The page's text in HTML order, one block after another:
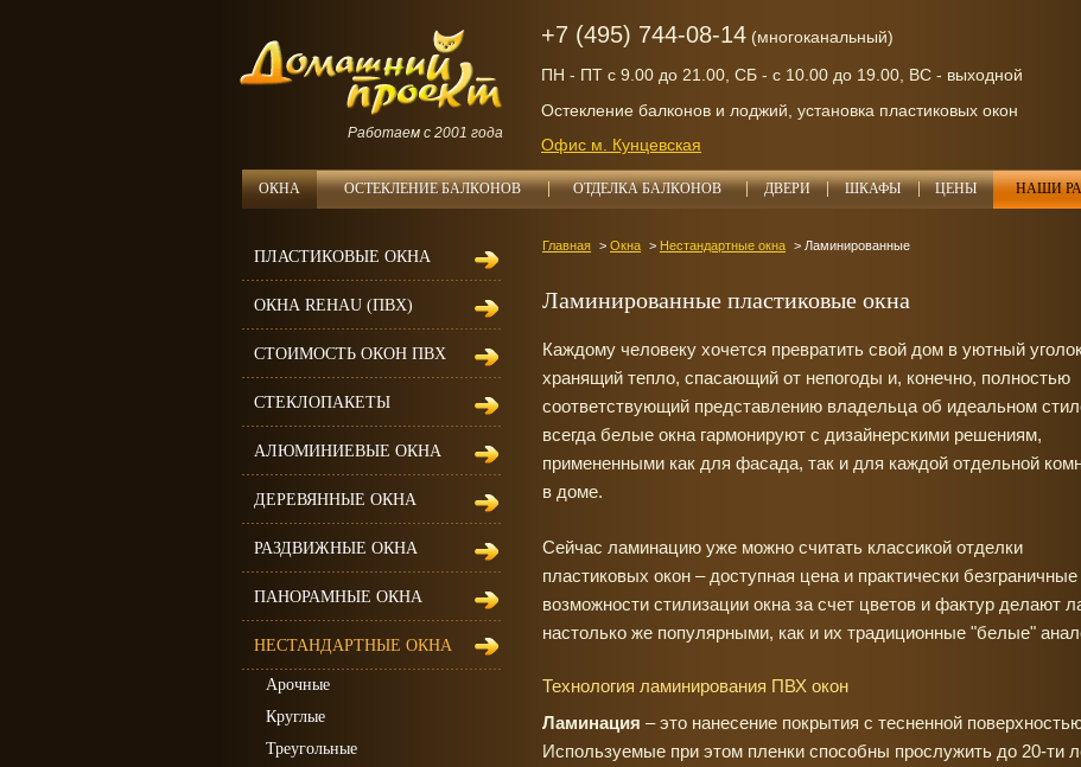
Работаем с 2001 года
+7 (495) 744-08-14 (многоканальный)
ПН - ПТ с 9.00 до 21.00, СБ - с 10.00 до 19.00, ВС - выходной
Остекление балконов и лоджий, установка пластиковых окон
Офис м. Кунцевская
ОКНА ОСТЕКЛЕНИЕ БАЛКОНОВ ОТДЕЛКА БАЛКОНОВ ДВЕРИ ШКАФЫ ЦЕНЫ НАШИ
Главная Окна Нестандартные окна Ламинированные
Ламинированные пластиковые окна
Каждому человеку хочется превратить свой дом в уютный
хранящий тепло, спасающий от непогоды и, конечно, полностью
соответствующий представлению владельца об идеальном
всегда белые окна гармонируют с дизайнерскими решениям,
примененными как для фасада, так и для каждой отдельной
в доме.
Сейчас ламинацию уже можно считать классикой отделки
пластиковых окон – доступная цена и практически безграничные
возможности стилизации окна за счет цветов и фактур делают
настолько же популярными, как и их традиционные "белые"
Технология ламинирования ПВХ окон
Ламинация – это нанесение покрытия с тесненной
Используемые при этом пленки способны прослужить до 20-ти
ПЛАСТИКОВЫЕ ОКНА
ОКНА REHAU (ПВХ)
СТОИМОСТЬ ОКОН ПВХ
СТЕКЛОПАКЕТЫ
АЛЮМИНИЕВЫЕ ОКНА
ДЕРЕВЯННЫЕ ОКНА
РАЗДВИЖНЫЕ ОКНА
ПАНОРАМНЫЕ ОКНА
НЕСТАНДАРТНЫЕ ОКНА
Арочные
Круглые
Треугольные